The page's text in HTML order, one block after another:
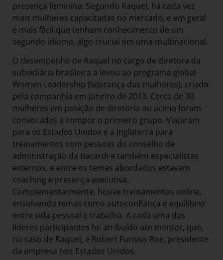
presença feminina. Segundo Raquel, há cada vez
mais mulheres capacitadas no mercado, e em geral
é mais fácil que tenham conhecimento de um
segundo idioma, algo crucial em uma multinacional.
O desempenho de Raquel no cargo de diretora da
subsidiária brasileira a levou ao programa global
Women Leadership (liderança das mulheres), criado
pela companhia em janeiro de 2013. Cerca de 30
mulheres em posição de diretoria ou acima foram
convocadas a compor o primeiro grupo. Viajaram
para os Estados Unidos e a Inglaterra para
treinamentos com pessoas do conselho de
administração da Bacardi e também especialistas
externos, e entre os temas abordados estavam
coaching e presença executiva.
Complementarmente, houve treinamentos online,
envolvendo temas como autoconfiança e equilíbrio
entre vida pessoal e trabalho. A cada uma das
líderes participantes foi atribuído um mentor, que,
no caso de Raquel, é Robert Furniss-Roe, presidente
da empresa nos Estados Unidos.